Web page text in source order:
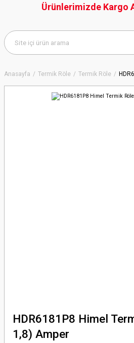
Anasayfa Termik Röle Termik Röle
HDR6181P8 Himel
1,8) Amper
Ürünlerimizde Kargo